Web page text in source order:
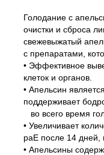
Голодание с
очистки и сброса
свежевыжатый
с препаратами,
• Эффективное
клеток и органов.
• Апельсин
поддерживает
во всего время
• Увеличивает
раЕ после 14 дней,
• Апельсины